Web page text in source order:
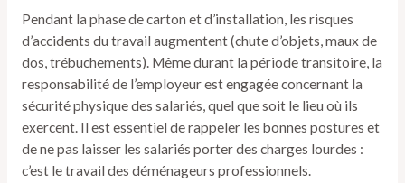
Pendant la phase de carton et d’installation, les risques
d’accidents du travail augmentent (chute d’objets, maux de
dos, trébuchements). Même durant la période transitoire, la
responsabilité de l’employeur est engagée concernant la
sécurité physique des salariés, quel que soit le lieu où ils
exercent. Il est essentiel de rappeler les bonnes postures et
de ne pas laisser les salariés porter des charges lourdes :
c’est le travail des déménageurs professionnels.